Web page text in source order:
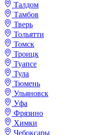
Талдом
Тамбов
Тверь
Тольятти
Томск
Троицк
Туапсе
Тула
Тюмень
Ульяновск
Уфа
Фрязино
Химки
Чебоксары